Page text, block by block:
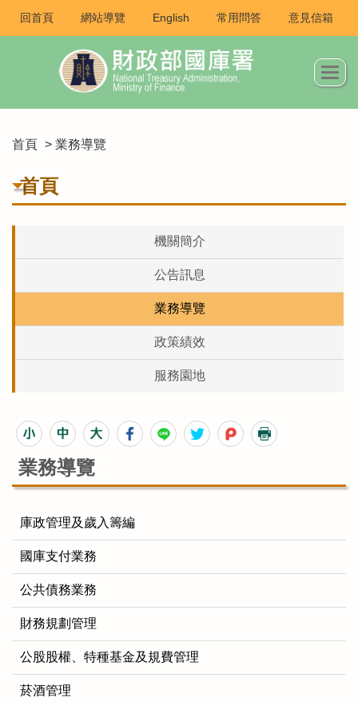
回首頁 網站導覽 English 常用問答 意見信箱
首頁 > 業務導覽
首頁
機關簡介
公告訊息
業務導覽
政策績效
服務園地
業務導覽
庫政管理及歲入籌編
國庫支付業務
公共債務業務
財務規劃管理
公股股權、特種基金及規費管理
菸酒管理